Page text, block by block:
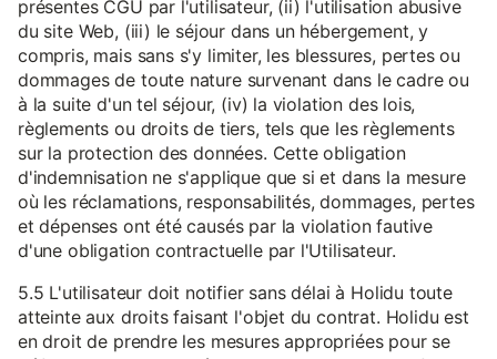
présentes CGU par l'utilisateur, (ii) l'utilisation abusive
du site Web, (iii) le séjour dans un hébergement, y
compris, mais sans s'y limiter, les blessures, pertes ou
dommages de toute nature survenant dans le cadre ou
à la suite d'un tel séjour, (iv) la violation des lois,
règlements ou droits de tiers, tels que les règlements
sur la protection des données. Cette obligation
d'indemnisation ne s'applique que si et dans la mesure
où les réclamations, responsabilités, dommages, pertes
et dépenses ont été causés par la violation fautive
d'une obligation contractuelle par l'Utilisateur.
5.5 L'utilisateur doit notifier sans délai à Holidu toute
atteinte aux droits faisant l'objet du contrat. Holidu est
en droit de prendre les mesures appropriées pour se